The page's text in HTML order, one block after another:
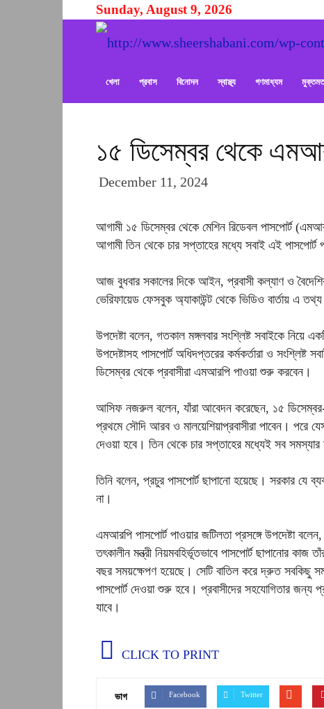
Sunday, August 9, 2026
খেলা প্রবাস বিনোদন স্বাস্থ্য গণমাধ্যম মুক্তমত
১৫ ডিসেম্বর থেকে
December 11, 2024
আগামী ১৫ ডিসেম্বর থেকে মেশিন রিডেবল পাসপোর্ট
আগামী তিন থেকে চার সপ্তাহের মধ্যে সবাই এই পাসপোর্ট
আজ বুধবার সকালের দিকে আইন, প্রবাসী কল্যাণ ও
ভেরিফায়েড ফেসবুক অ্যাকাউন্ট থেকে ভিডিও বার্তায় এ তথ্য
উপদেষ্টা বলেন, গতকাল মঙ্গলবার সংশ্লিষ্ট সবাইকে নিয়ে
উপদেষ্টাসহ পাসপোর্ট অধিদপ্তরের কর্মকর্তারা ও
ডিসেম্বর থেকে প্রবাসীরা এমআরপি পাওয়া শুরু করবেন।
আসিফ নজরুল বলেন, যাঁরা আবেদন করেছেন, ১৫ ডিসেম্বর-
প্রথমে সৌদি আরব ও মালয়েশিয়াপ্রবাসীরা পাবেন। পরে
দেওয়া হবে। তিন থেকে চার সপ্তাহের মধ্যেই সব সমস্যার
তিনি বলেন, প্রচুর পাসপোর্ট ছাপানো হয়েছে। সরকার যে
না।
এমআরপি পাসপোর্ট পাওয়ার জটিলতা প্রসঙ্গে উপদেষ্টা
তৎকালীন মন্ত্রী নিয়মবহির্ভূতভাবে পাসপোর্ট ছাপানোর
বছর সময়ক্ষেপণ হয়েছে। সেটি বাতিল করে দ্রুত সবকিছু
পাসপোর্ট দেওয়া শুরু হবে। প্রবাসীদের সহযোগিতার জন্য
যাবে।
CLICK TO PRINT
ভাগ Facebook Twitter